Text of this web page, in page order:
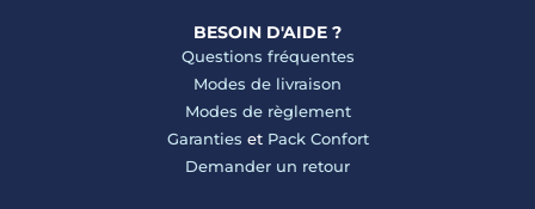
BESOIN D'AIDE ?
Questions fréquentes
Modes de livraison
Modes de règlement
Garanties et Pack Confort
Demander un retour